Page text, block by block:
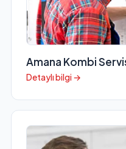
Amana Kombi
Detaylı bilgi →